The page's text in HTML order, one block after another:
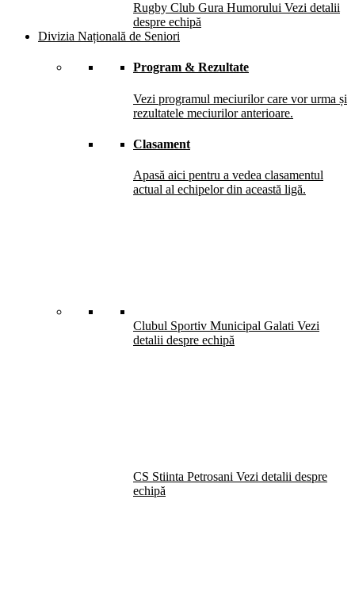
Rugby Club Gura Humorului Vezi detalii
despre echipă
Divizia Națională de Seniori
Program & Rezultate
Vezi programul meciurilor care vor urma și
rezultatele meciurilor anterioare.
Clasament
Apasă aici pentru a vedea clasamentul
actual al echipelor din această ligă.
Clubul Sportiv Municipal Galati Vezi
detalii despre echipă
CS Stiinta Petrosani Vezi detalii despre
echipă